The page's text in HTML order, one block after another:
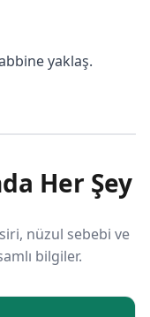
yaklaş.
Her Şey
nüzul sebebi ve
bilgiler.